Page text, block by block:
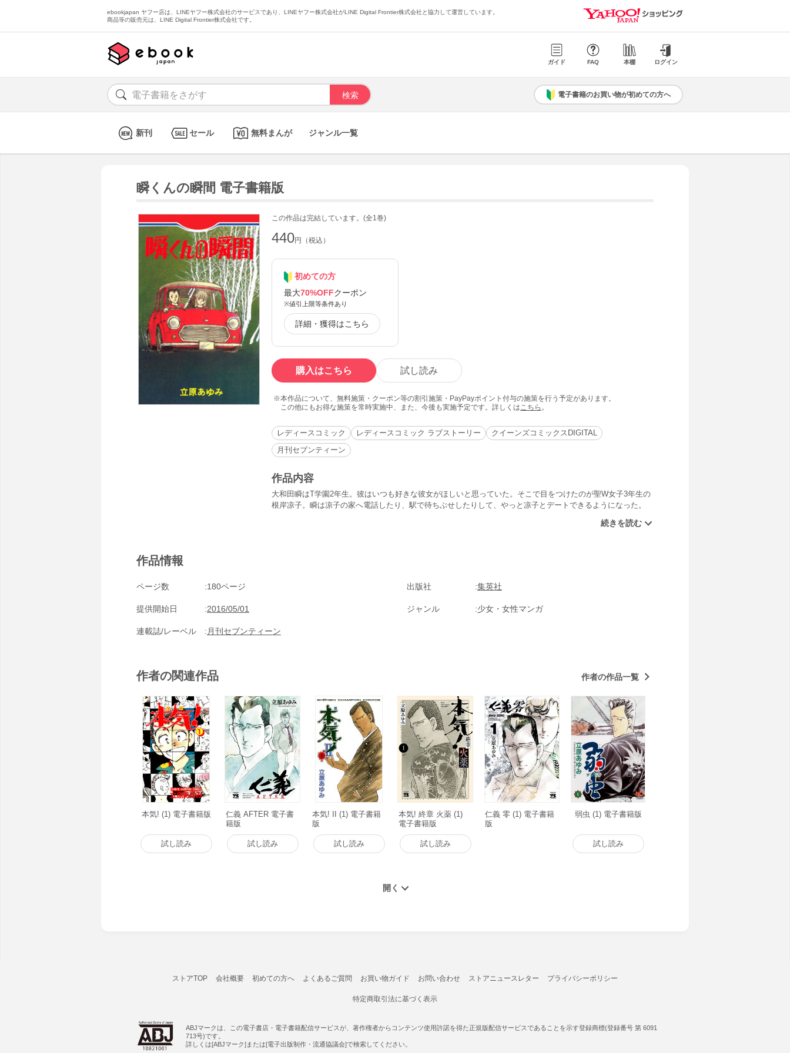
ebookjapan ヤフー店は、LINEヤフー株式会社のサービスであり、LINEヤフー株式会社がLINE Digital Frontier株式会社と協力して運営しています。
商品等の販売元は、LINE Digital Frontier株式会社です。
ガイド FAQ 本棚 ログイン
電子書籍のお買い物が初めての方へ
新刊 セール 無料まんが ジャンル一覧
瞬くんの瞬間 電子書籍版
この作品は完結しています。(全1巻)
440円（税込）
初めての方
最大70%OFFクーポン
※値引上限等条件あり
詳細・獲得はこちら
購入はこちら 試し読み
本作品について、無料施策・クーポン等の割引施策・PayPayポイント付与の施策を行う予定があります。
この他にもお得な施策を常時実施中、また、今後も実施予定です。詳しくは こちら 。
レディースコミック レディースコミック ラブストーリー
クイーンズコミックスDIGITAL
月刊セブンティーン
作品内容
大和田瞬はT学園2年生。彼はいつも好きな彼女がほしいと思っていた。そこで目をつけたのが聖W女子3年生の
根岸凉子。瞬は凉子の家へ電話したり、駅で待ちぶせしたりして、やっと凉子とデートできるようになった。
ールがゆれてたぜ』に続くなんぱちっくラプソディーシリーズ『民あんとカーネーション』『あばよリーゼン
作品情報
ページ数 180ページ 出版社 集英社
提供開始日 2016/05/01 ジャンル 少女・女性マンガ
連載誌/レーベル 月刊セブンティーン
作者の関連作品 作者の作品一覧
本気! (1) 電子書籍版
試し読み
仁義 AFTER 電子書
籍版
試し読み
本気! II (1) 電子書籍
版
試し読み
本気! 終章 火薬 (1)
電子書籍版
試し読み
仁義 零 (1) 電子書籍
版
弱虫 (1) 電子書籍版
試し読み
ストアTOP 会社概要 初めての方へ よくあるご質問 お買い物ガイド お問い合わせ ストアニュースレター プライバシーポリシー
特定商取引法に基づく表示
ABJマークは、この電子書店・電子書籍配信サービスが、著作権者からコンテンツ使用許諾を得た正規版配信サービスであることを示す登録商標(登録番号 第 6091
713号)です。
詳しくは[ABJマーク]または[電子出版制作・流通協議会]で検索してください。